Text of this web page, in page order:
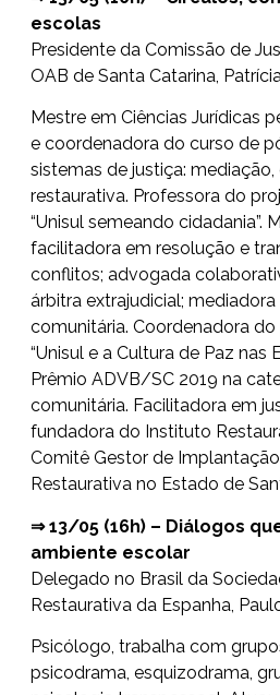
escolas
Presidente da Comissão de
OAB de Santa Catarina,
Mestre em Ciências Jurídicas
e coordenadora do curso de
sistemas de justiça:
restaurativa. Professora do
“Unisul semeando cidadania”.
facilitadora em resolução e
conflitos; advogada
árbitra extrajudicial;
comunitária. Coordenadora
“Unisul e a Cultura de Paz nas
Prêmio ADVB/SC 2019 na
comunitária. Facilitadora em
fundadora do Instituto
Comitê Gestor de
Restaurativa no Estado de
⇒ 13/05 (16h) – Diálogos
ambiente escolar
Delegado no Brasil da
Restaurativa da Espanha,
Psicólogo, trabalha com
psicodrama, esquizodrama,